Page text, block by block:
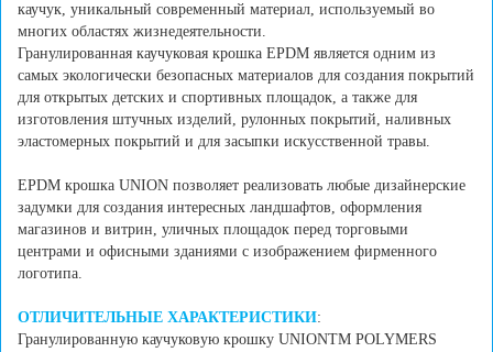
каучук, уникальный современный материал, используемый во
многих областях жизнедеятельности.
Гранулированная каучуковая крошка EPDM является одним из
самых экологически безопасных материалов для создания покрытий
для открытых детских и спортивных площадок, а также для
изготовления штучных изделий, рулонных покрытий, наливных
эластомерных покрытий и для засыпки искусственной травы.
EPDM крошка UNION позволяет реализовать любые дизайнерские
задумки для создания интересных ландшафтов, оформления
магазинов и витрин, уличных площадок перед торговыми
центрами и офисными зданиями с изображением фирменного
логотипа.
ОТЛИЧИТЕЛЬНЫЕ ХАРАКТЕРИСТИКИ:
Гранулированную каучуковую крошку UNIONTM POLYMERS